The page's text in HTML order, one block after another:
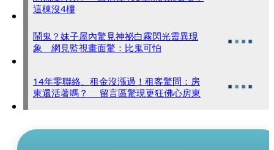
這棟沒4樓
鬧鬼？妹子屋內驚見神祕白霧閃光靈異現
象 網見監視畫面驚：比鬼可怕
14年零聯絡、租金沒漲過！租客驚問：房
東還活著嗎？ 留言區驚現更狂佛心房東